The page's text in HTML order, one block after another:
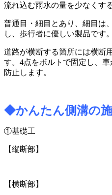
流れ込む雨水の量を少なくす
普通目・細目とあり、細目は
し、歩行者に優しい製品です。
道路が横断する箇所には横断
す。 4点をボルトで固定し、
防止します。
◆かんたん側溝の
①基礎工
【縦断部】
【横断部】